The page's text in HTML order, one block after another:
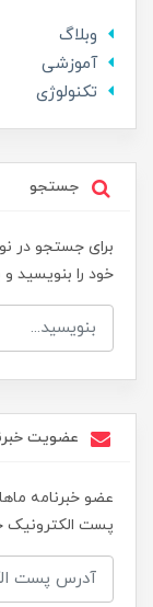
وبلاگ
آموزشی
تکنولوژی
جستجو
برای جستجو در
خود را بنویسید
عضویت
عضو خبرنامه
پست الکترونیک